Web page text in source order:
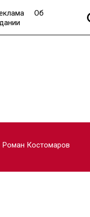
Об
Роман Костомаров